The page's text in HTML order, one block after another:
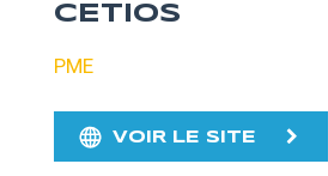
CETIOS
PME
VOIR LE SITE